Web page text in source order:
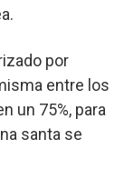
por
entre los
un 75%, para
santa se